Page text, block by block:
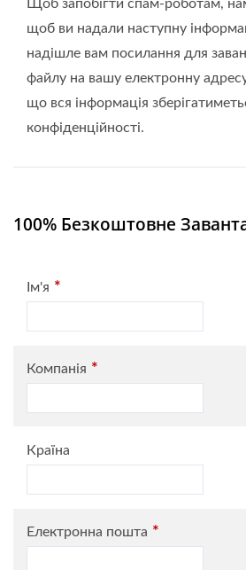
Щоб запобігти спам-роботам,
щоб ви надали наступну
надішле вам посилання для
файлу на вашу електронну
що вся інформація
конфіденційності.
100% Безкоштовне
Ім'я *
Компанія *
Країна
Електронна пошта *